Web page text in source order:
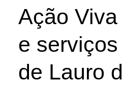
Ação
e
de Lauro